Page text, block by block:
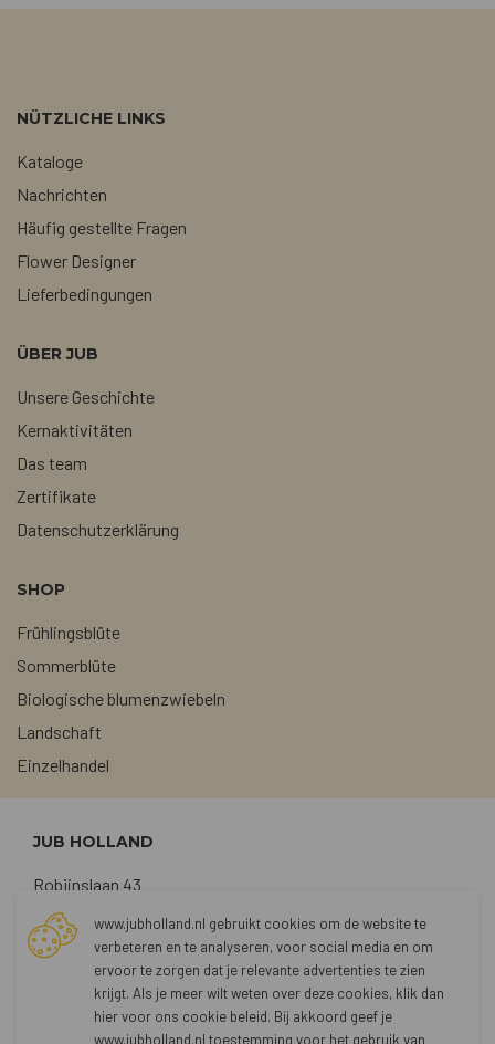
NÜTZLICHE LINKS
Kataloge
Nachrichten
Häufig gestellte Fragen
Flower Designer
Lieferbedingungen
ÜBER JUB
Unsere Geschichte
Kernaktivitäten
Das team
Zertifikate
Datenschutzerklärung
SHOP
Frühlingsblüte
Sommerblüte
Biologische blumenzwiebeln
Landschaft
Einzelhandel
JUB HOLLAND
Robijnslaan 43
2211 TG Noordwijkerhout
+31 (0)252 373762
sales@jubholland.nl
www.jubholland.nl gebruikt cookies om de website te
verbeteren en te analyseren, voor social media en om
ervoor te zorgen dat je relevante advertenties te zien
krijgt. Als je meer wilt weten over deze cookies, klik dan
hier voor ons cookie beleid. Bij akkoord geef je
www.jubholland.nl toestemming voor het gebruik van